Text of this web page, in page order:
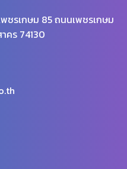
ชรเกษม 85 ถนนเพชรเกษม
คร 74130